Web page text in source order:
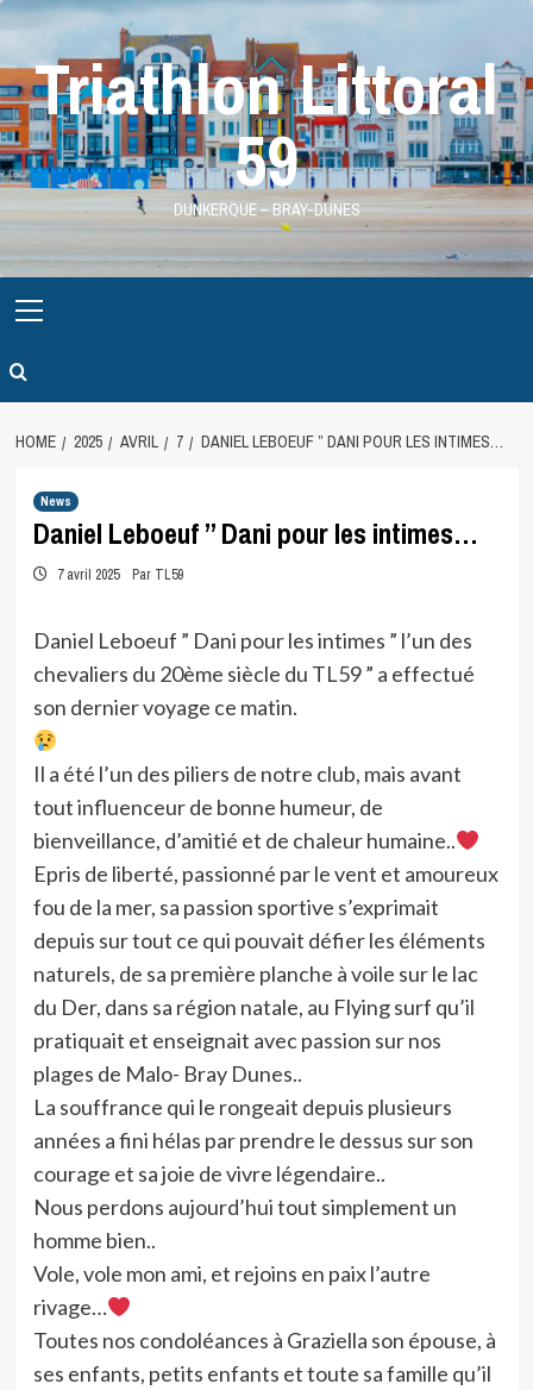
Skip
contentTriathlon Littoral
59
DUNKERQUE – BRAY-DUNES
Menu
HOME 2025 AVRIL 7 DANIEL LEBOEUF ” DANI POUR LES INTIMES…
News
Daniel Leboeuf ” Dani pour les intimes…
7 avril 2025 Par TL59
Daniel Leboeuf ” Dani pour les intimes ” l’un des
chevaliers du 20ème siècle du TL59 ” a effectué
son dernier voyage ce matin.
Il a été l’un des piliers de notre club, mais avant
tout influenceur de bonne humeur, de
bienveillance, d’amitié et de chaleur humaine..
Epris de liberté, passionné par le vent et amoureux
fou de la mer, sa passion sportive s’exprimait
depuis sur tout ce qui pouvait défier les éléments
naturels, de sa première planche à voile sur le lac
du Der, dans sa région natale, au Flying surf qu’il
pratiquait et enseignait avec passion sur nos
plages de Malo- Bray Dunes..
La souffrance qui le rongeait depuis plusieurs
années a fini hélas par prendre le dessus sur son
courage et sa joie de vivre légendaire..
Nous perdons aujourd’hui tout simplement un
homme bien..
Vole, vole mon ami, et rejoins en paix l’autre
rivage…
Toutes nos condoléances à Graziella son épouse, à
ses enfants, petits enfants et toute sa famille qu’il